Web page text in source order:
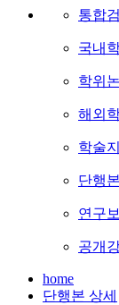
통합
국내
학위
해외
학술지
단행본
연구
공개
home
단행본 상세